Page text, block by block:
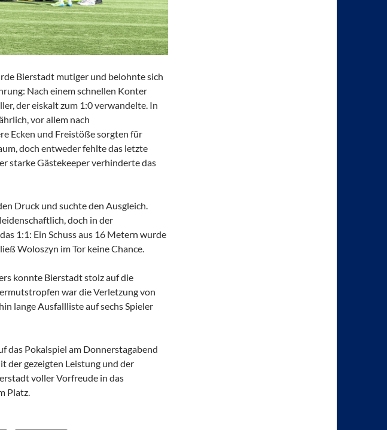
Bierstadt mutiger und belohnte sich
Nach einem schnellen Konter
der eiskalt zum 1:0 verwandelte. In
vor allem nach
Ecken und Freistöße sorgten für
doch entweder fehlte das letzte
starke Gästekeeper verhinderte das
Druck und suchte den Ausgleich.
doch in der
1:1: Ein Schuss aus 16 Metern wurde
Woloszyn im Tor keine Chance.
konnte Bierstadt stolz auf die
war die Verletzung von
lange Ausfallliste auf sechs Spieler
das Pokalspiel am Donnerstagabend
der gezeigten Leistung und der
voller Vorfreude in das
Platz.